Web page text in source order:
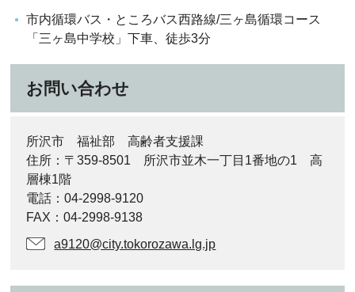
市内循環バス・ところバス西路線/三ヶ島循環コース
「三ヶ島中学校」下車、徒歩3分
お問い合わせ
所沢市 福祉部 高齢者支援課
住所：〒359-8501 所沢市並木一丁目1番地の1 高
層棟1階
電話：04-2998-9120
FAX：04-2998-9138
a9120@city.tokorozawa.lg.jp